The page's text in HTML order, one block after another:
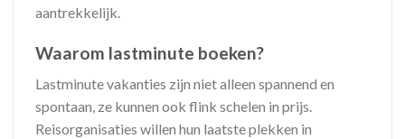
aantrekkelijk.
Waarom lastminute boeken?
Lastminute vakanties zijn niet alleen spannend en
spontaan, ze kunnen ook flink schelen in prijs.
Reisorganisaties willen hun laatste plekken in